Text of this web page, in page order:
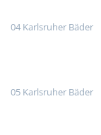
04 Karlsruher Bäder
05 Karlsruher Bäder